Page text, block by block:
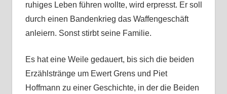
ruhiges Leben führen wollte, wird erpresst. Er soll
durch einen Bandenkrieg das Waffengeschäft
anleiern. Sonst stirbt seine Familie.
Es hat eine Weile gedauert, bis sich die beiden
Erzählstränge um Ewert Grens und Piet
Hoffmann zu einer Geschichte, in der die Beiden